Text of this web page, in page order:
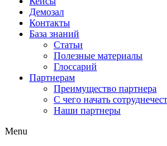
Демозал
Контакты
База знаний
Статьи
Полезные материалы
Глоссарий
Партнерам
Преимущество партнера
С чего начать
Наши партнеры
Menu